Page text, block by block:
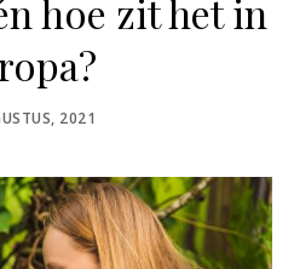
hoe zit het in
2021